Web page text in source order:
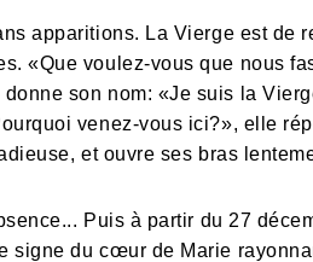
apparitions. La Vierge est de
«Que voulez-vous que nous
son nom: «Je suis la
venez-vous ici?», elle
et ouvre ses bras
Puis à partir du 27
signe du cœur de Marie